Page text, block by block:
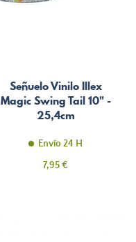
Señuelo Vinilo Illex
Magic Swing Tail 10" -
25,4cm
Envío 24 H
Precio
7,95 €